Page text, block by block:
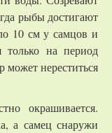
рыбы достигают
10 см у самцов и
только на период
может нереститься
окрашивается.
а самец снаружи